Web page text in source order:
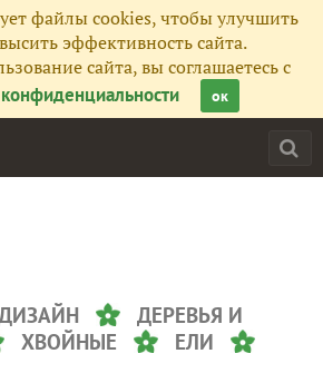
файлы cookies, чтобы улучшить
эффективность сайта.
сайта, вы соглашаетесь с
ок
ДЕРЕВЬЯ И
ХВОЙНЫЕ ЕЛИ